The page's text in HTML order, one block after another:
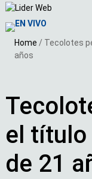
EN VIVO
Home / Tecolotes
años
el título
de 21